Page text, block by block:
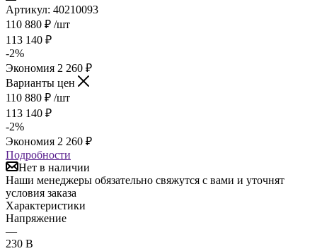
Артикул: 40210093
110 880 ₽ /шт
113 140 ₽
-2%
Экономия 2 260 ₽
Варианты цен
110 880 ₽ /шт
113 140 ₽
-2%
Экономия 2 260 ₽
Подробности
Нет в наличии
Наши менеджеры обязательно свяжутся с вами и уточнят
условия заказа
Характеристики
Напряжение
—
230 В